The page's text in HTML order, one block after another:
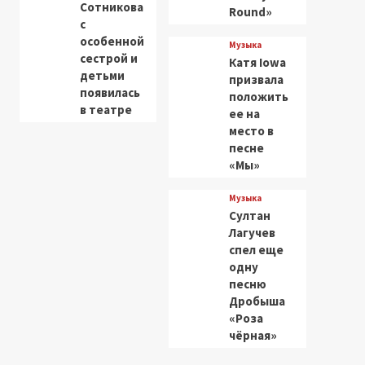
Сотникова
с
особенной
сестрой и
детьми
появилась
в театре
Round»
Музыка
Катя Iowa
призвала
положить
ее на
место в
песне
«Мы»
Музыка
Султан
Лагучев
спел еще
одну
песню
Дробыша
«Роза
чёрная»